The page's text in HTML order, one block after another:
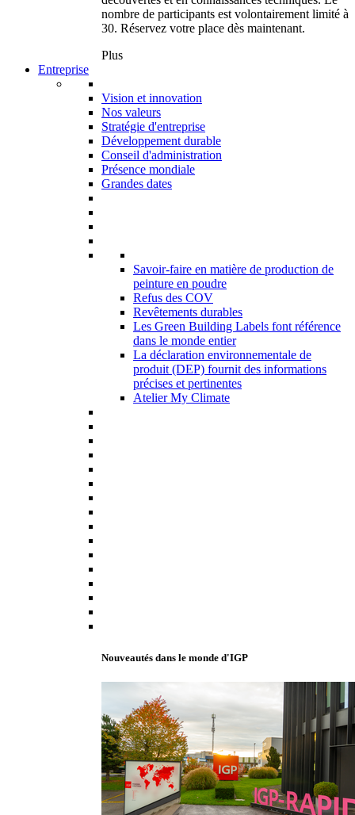
nombre de participants est volontairement limité à
30. Réservez votre place dès maintenant.
Plus
Entreprise
Vision et innovation
Nos valeurs
Stratégie d'entreprise
Développement durable
Conseil d'administration
Présence mondiale
Grandes dates
Savoir-faire en matière de production de
peinture en poudre
Refus des COV
Revêtements durables
Les Green Building Labels font référence
dans le monde entier
La déclaration environnementale de
produit (DEP) fournit des informations
précises et pertinentes
Atelier My Climate
Nouveautés dans le monde d'IGP